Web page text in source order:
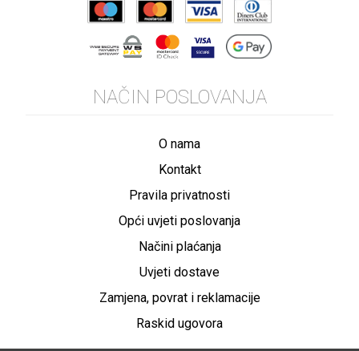
NAČIN POSLOVANJA
O nama
Kontakt
Pravila privatnosti
Opći uvjeti poslovanja
Načini plaćanja
Uvjeti dostave
Zamjena, povrat i reklamacije
Raskid ugovora